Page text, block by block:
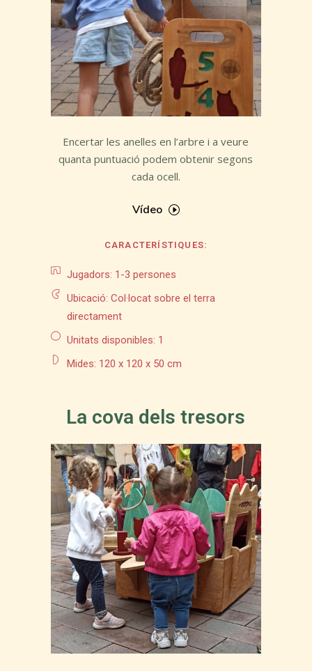
Encertar les anelles en l’arbre i a veure
quanta puntuació podem obtenir segons
cada ocell.
Vídeo
CARACTERÍSTIQUES:
Jugadors: 1-3 persones
Ubicació: Col·locat sobre el terra
directament
Unitats disponibles: 1
Mides: 120 x 120 x 50 cm
La cova dels tresors